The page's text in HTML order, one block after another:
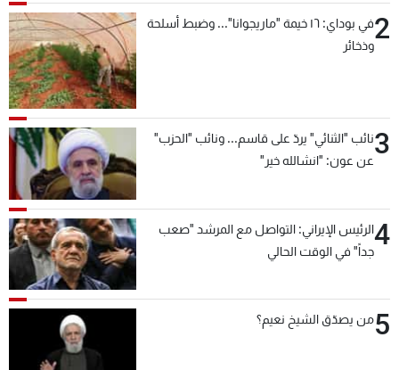
2
في بوداي: ١٦ خيمة "ماريجوانا"... وضبط أسلحة
وذخائر
3نائب "الثنائي" يردّ على قاسم... ونائب "الحزب"
عن عون: "انشالله خير"
4الرئيس الإيراني: التواصل مع المرشد "صعب
جداً" في الوقت الحالي
5من يصدّق الشيخ نعيم؟